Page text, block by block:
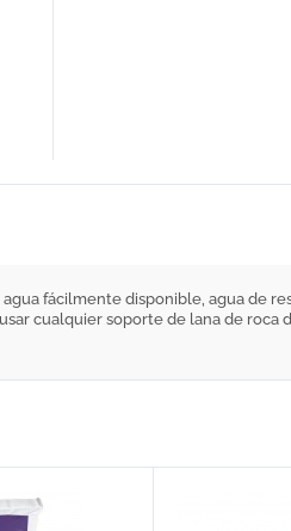
fácilmente disponible, agua de
cualquier soporte de lana de roca